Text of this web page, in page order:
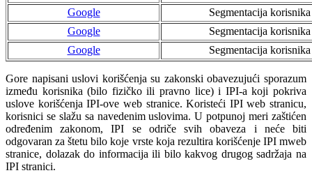
Google
Segmentacija korisnika
Google
Segmentacija korisnika
Google
Segmentacija korisnika
Gore napisani uslovi korišćenja su zakonski obavezujući sporazum
između korisnika (bilo fizičko ili pravno lice) i IPI-a koji pokriva
uslove korišćenja IPI-ove web stranice. Koristeći IPI web stranicu,
korisnici se slažu sa navedenim uslovima. U potpunoj meri zaštićen
određenim zakonom, IPI se odriče svih obaveza i neće biti
odgovaran za štetu bilo koje vrste koja rezultira korišćenje IPI mweb
stranice, dolazak do informacija ili bilo kakvog drugog sadržaja na
IPI stranici.